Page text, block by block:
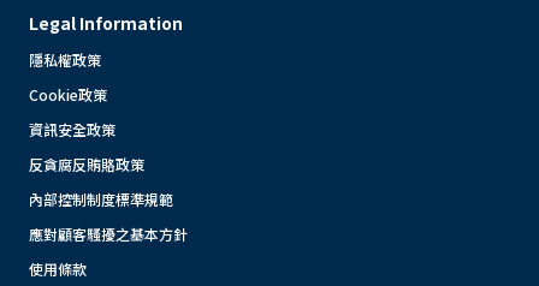
Legal Information
隱私權政策
Cookie政策
資訊安全政策
反貪腐反賄賂政策
內部控制制度標準規範
應對顧客騷擾之基本方針
使用條款